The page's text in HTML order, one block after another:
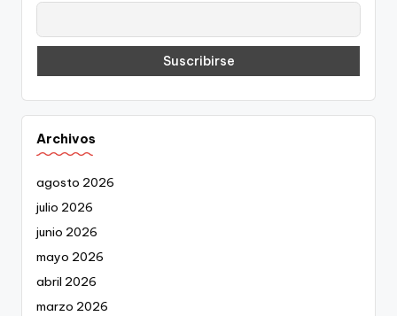
Archivos
agosto 2026
julio 2026
junio 2026
mayo 2026
abril 2026
marzo 2026